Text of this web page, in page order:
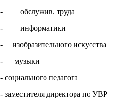
- обслужив. труда
- информатики
-
изобразительного искусства
-
музыки
- социального педагога
- заместителя директора по УВР